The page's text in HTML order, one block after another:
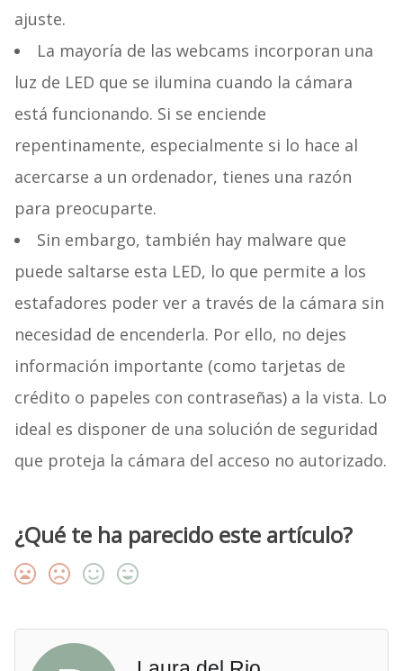
ajuste.
La mayoría de las webcams incorporan una
luz de LED que se ilumina cuando la cámara
está funcionando. Si se enciende
repentinamente, especialmente si lo hace al
acercarse a un ordenador, tienes una razón
para preocuparte.
Sin embargo, también hay malware que
puede saltarse esta LED, lo que permite a los
estafadores poder ver a través de la cámara sin
necesidad de encenderla. Por ello, no dejes
información importante (como tarjetas de
crédito o papeles con contraseñas) a la vista. Lo
ideal es disponer de una solución de seguridad
que proteja la cámara del acceso no autorizado.
¿Qué te ha parecido este artículo?